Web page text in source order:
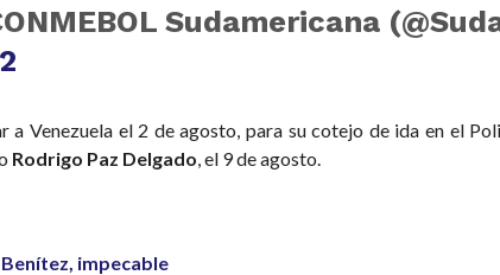
Sudamericana
a Venezuela el 2 de agosto, para su cotejo de ida en el
Rodrigo Paz Delgado, el 9 de agosto.
Benítez, impecable